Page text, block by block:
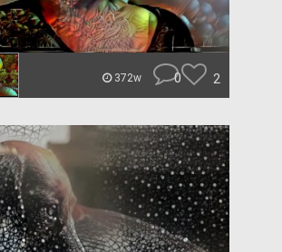
372w 0 2